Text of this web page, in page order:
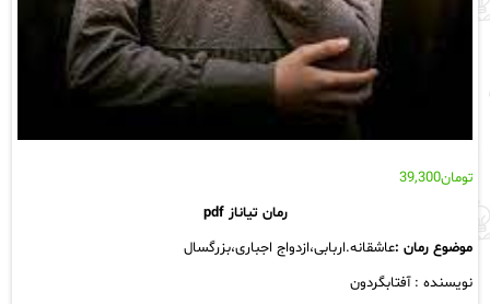
تومان39,300
رمان تیاناز pdf
موضوع رمان :عاشقانه.اربابی،ازدواج اجباری،بزرگسال
نویسنده : آفتابگردون